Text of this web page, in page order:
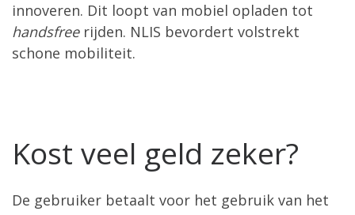
innoveren. Dit loopt van mobiel opladen tot
handsfreerijden. NLIS bevordert volstrekt
schone mobiliteit.
Kost veel geld zeker?
De gebruiker betaalt voor het gebruik van het